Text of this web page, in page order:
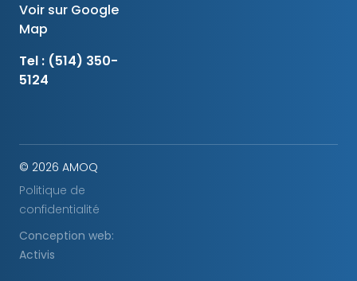
Voir sur Google
Map
Tel : (514) 350-
5124
© 2026 AMOQ
Politique de
confidentialité
Conception web:
Activis